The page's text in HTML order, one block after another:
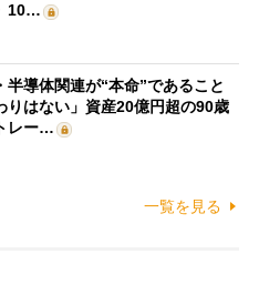
10…
半導体関連が“本命”であること
りはない」資産20億円超の90歳
レー…
一覧を見る